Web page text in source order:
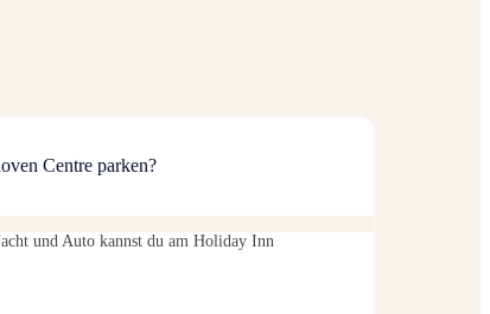
Centre parken?
und Auto kannst du am Holiday Inn